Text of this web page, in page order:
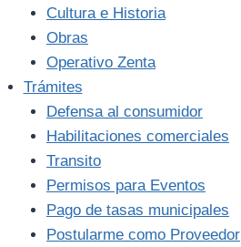
Cultura e Historia
Obras
Operativo Zenta
Trámites
Defensa al consumidor
Habilitaciones comerciales
Transito
Permisos para Eventos
Pago de tasas municipales
Postularme como Proveedor